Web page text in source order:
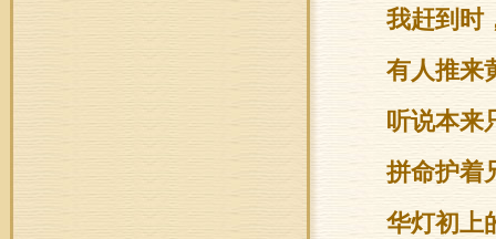
我赶到时
有人推来
听说本来
拼命护着
华灯初上